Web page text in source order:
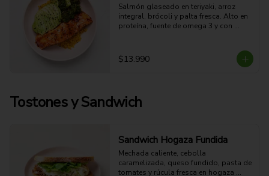
Salmón glaseado en teriyaki, arroz
integral, brócoli y palta fresca. Alto en
proteína, fuente de omega 3 y con
27g grasa - 7g Fibra - 546 Kcal
$13.990
Tostones y Sandwich
Sandwich Hogaza Fundida
Mechada caliente, cebolla
caramelizada, queso fundido, pasta de
tomates y rúcula fresca en hogaza